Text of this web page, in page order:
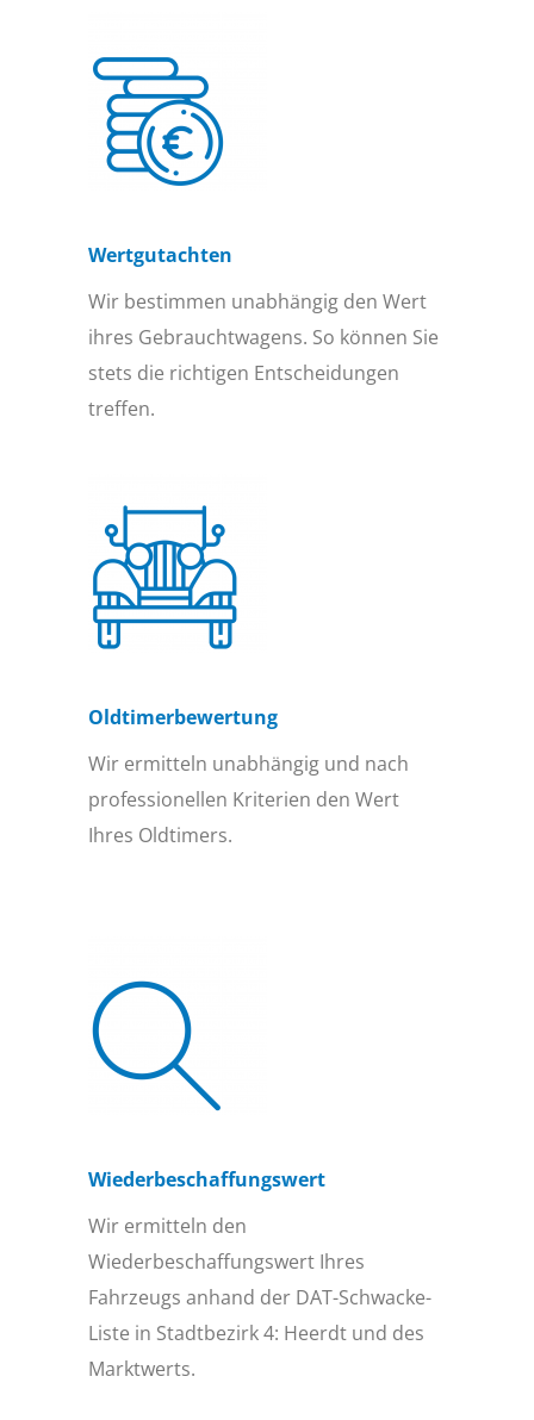
Wertgutachten
Wir bestimmen unabhängig den Wert
ihres Gebrauchtwagens. So können Sie
stets die richtigen Entscheidungen
treffen.
Oldtimer­bewertung
Wir ermitteln unabhängig und nach
professionellen Kriterien den Wert
Ihres Oldtimers.
Wiederbeschaffungs­wert
Wir ermitteln den
Wiederbeschaffungswert Ihres
Fahrzeugs anhand der DAT-Schwacke-
Liste in Stadtbezirk 4: Heerdt und des
Marktwerts.